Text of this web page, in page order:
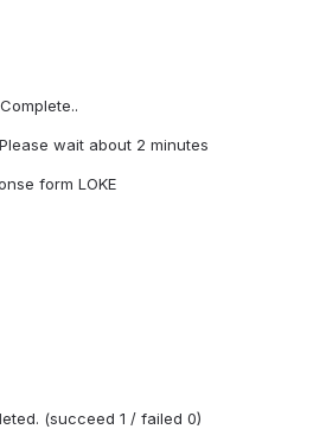
wait about 2 minutes
form LOKE
(succeed 1 / failed 0)